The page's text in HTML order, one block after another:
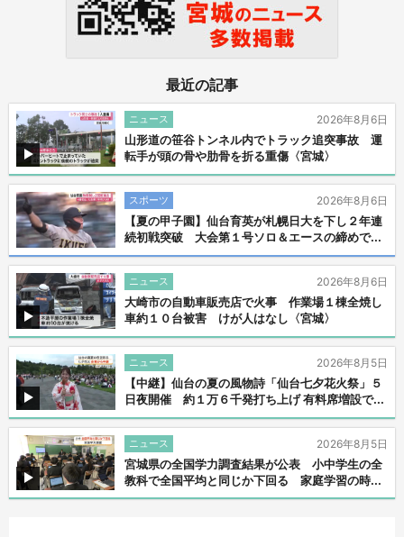
最近の記事
ニュース
山形道の笹谷トンネル内でトラック追突事故 運
転手が頭の骨や肋骨を折る重傷〈宮城〉
2026年8月6日
スポーツ
【夏の甲子園】仙台育英が札幌日大を下し２年連
続初戦突破 大会第１号ソロ＆エースの締めで...
2026年8月6日
ニュース
大崎市の自動車販売店で火事 作業場１棟全焼し
車約１０台被害 けが人はなし〈宮城〉
2026年8月6日
ニュース
【中継】仙台の夏の風物詩「仙台七夕花火祭」５
日夜開催 約１万６千発打ち上げ 有料席増設で...
2026年8月5日
ニュース
宮城県の全国学力調査結果が公表 小中学生の全
教科で全国平均と同じか下回る 家庭学習の時...
2026年8月5日